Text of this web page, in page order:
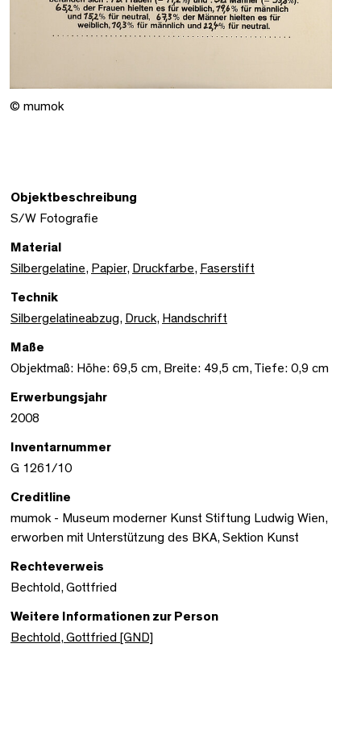
© mumok
Objektbeschreibung
S/W Fotografie
Material
Silbergelatine, Papier, Druckfarbe, Faserstift
Technik
Silbergelatineabzug, Druck, Handschrift
Maße
Objektmaß: Höhe: 69,5 cm, Breite: 49,5 cm, Tiefe: 0,9 cm
Erwerbungsjahr
2008
Inventarnummer
G 1261/10
Creditline
mumok - Museum moderner Kunst Stiftung Ludwig Wien,
erworben mit Unterstützung des BKA, Sektion Kunst
Rechteverweis
Bechtold, Gottfried
Weitere Informationen zur Person
Bechtold, Gottfried [GND]